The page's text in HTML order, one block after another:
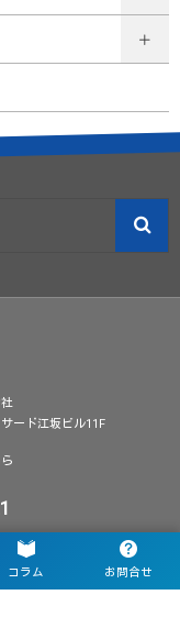
コラム お問合せ
ード江坂ビル11F